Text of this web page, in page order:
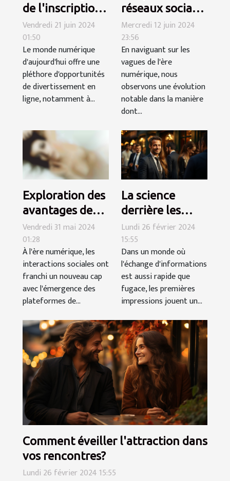
de l'inscription
gratuite sur les
sites de
webcams en
direct
Vendredi 21 juin 2024
01:50
Le monde numérique
d'aujourd'hui offre une
pléthore d'opportunités
de divertissement en
ligne, notamment à...
réseaux sociaux
sur les
rencontres
intimes
modernes
Mercredi 12 juin 2024
23:56
En naviguant sur les
vagues de l'ère
numérique, nous
observons une évolution
notable dans la manière
dont...
Exploration des
avantages des
discussions en
ligne anonymes
pour des
rencontres
excitantes
Vendredi 31 mai 2024
01:28
À l'ère numérique, les
interactions sociales ont
franchi un nouveau cap
avec l'émergence des
plateformes de...
La science
derrière les
premières
impressions
sensuelles
Lundi 26 février 2024
15:55
Dans un monde où
l'échange d'informations
est aussi rapide que
fugace, les premières
impressions jouent un...
Comment éveiller l'attraction dans
vos rencontres?
Lundi 26 février 2024 15:55